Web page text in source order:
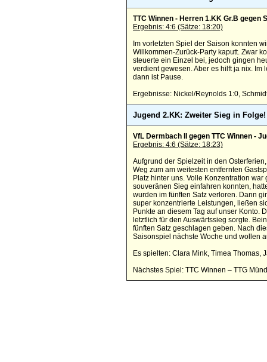
TTC Winnen - Herren 1.KK Gr.B gegen
Ergebnis: 4:6 (Sätze: 18:20)
Im vorletzten Spiel der Saison konnten
Willkommen-Zurück-Party kaputt. Zwar
steuerte ein Einzel bei, jedoch gingen
verdient gewesen. Aber es hilft ja nix.
dann ist Pause.
Ergebnisse: Nickel/Reynolds 1:0,
Jugend 2.KK: Zweiter Sieg in Folge!
VfL Dermbach II gegen TTC Winnen -
Ergebnis: 4:6 (Sätze: 18:23)
Aufgrund der Spielzeit in den
Weg zum am weitesten entfernten
Platz hinter uns. Volle Konzentration
souveränen Sieg einfahren konnten,
wurden im fünften Satz verloren. Dann
super konzentrierte Leistungen, ließen
Punkte an diesem Tag auf unser Konto.
letztlich für den Auswärtssieg sorgte.
fünften Satz geschlagen geben. Nach
Saisonspiel nächste Woche und wollen
Es spielten: Clara Mink, Timea Thomas,
Nächstes Spiel: TTC Winnen – TTG